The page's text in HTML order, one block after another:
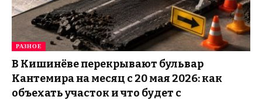
РАЗНОЕ
В Кишинёве перекрывают бульвар
Кантемира на месяц с 20 мая 2026: как
объехать участок и что будет с